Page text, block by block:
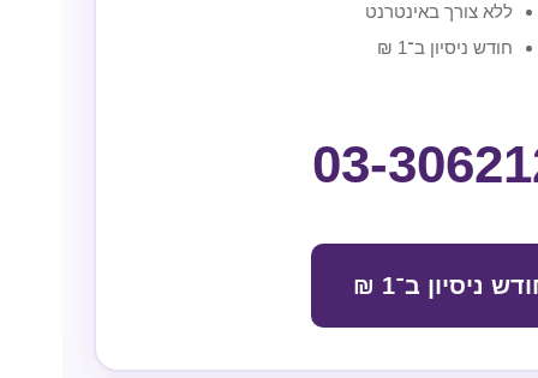
ללא צורך באינטרנט
חודש ניסיון ב־1 ₪
03-
ניסיון ב־1 ₪